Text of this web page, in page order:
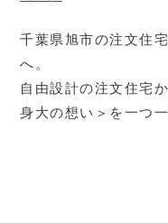
千葉県旭市の注文住
へ。
自由設計の注文住宅
身大の想い＞を一つ